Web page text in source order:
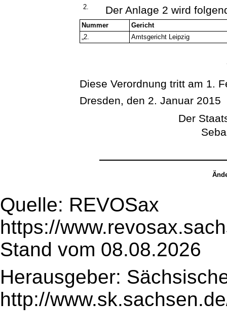
2. Der Anlage 2 wird
Nummer
Gericht
„2.
Amtsgericht Leipzig
Diese Verordnung tritt am 1.
Dresden, den 2. Januar 2015
Der
Quelle: REVOSax
https://
Stand vom 08.08.2026
Herausgeber:
http://